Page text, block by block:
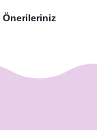
Önerileriniz